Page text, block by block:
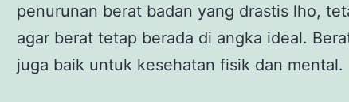
penurunan berat badan yang drastis lho,
agar berat tetap berada di angka ideal.
juga baik untuk kesehatan fisik dan mental.